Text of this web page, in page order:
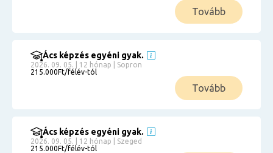
Tovább
Ács képzés egyéni gyak.
2026. 09. 05. | 12 hónap | Sopron
215.000Ft/félév-tól
Tovább
Ács képzés egyéni gyak.
2026. 09. 05. | 12 hónap | Szeged
215.000Ft/félév-tól